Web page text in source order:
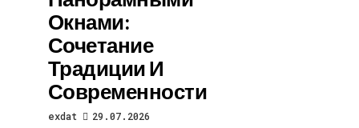
Окнами:
Сочетание
Традиции И
Современности
exdat 29.07.2026